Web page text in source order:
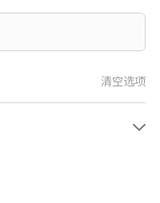
清空选项